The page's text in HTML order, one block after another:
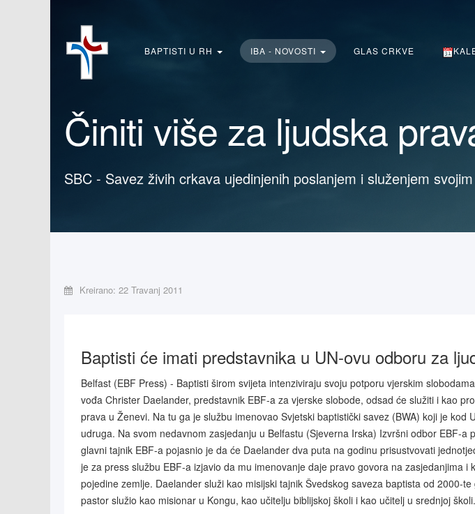
BAPTISTI U RH IBA - NOVOSTI GLAS CRKVE
Činiti više za ljudska
SBC - Savez živih crkava ujedinjenih poslanjem i služenjem
Kreirano: 22 Travanj 2011
Baptisti će imati predstavnika u UN-ovu odboru za
Belfast (EBF Press) - Baptisti širom svijeta intenziviraju svoju potporu vjerskim
vođa Christer Daelander, predstavnik EBF-a za vjerske slobode, odsad će služiti i kao
prava u Ženevi. Na tu ga je službu imenovao Svjetski baptistički savez (BWA) koji je kod
udruga. Na svom nedavnom zasjedanju u Belfastu (Sjeverna Irska) Izvršni odbor EBF-a
glavni tajnik EBF-a pojasnio je da će Daelander dva puta na godinu prisustvovati
je za press službu EBF-a izjavio da mu imenovanje daje pravo govora na zasjedanjima i
pojedine zemlje. Daelander služi kao misijski tajnik Švedskog saveza baptista od 2000-
pastor služio kao misionar u Kongu, kao učitelju biblijskoj školi i kao učitelj u srednjoj